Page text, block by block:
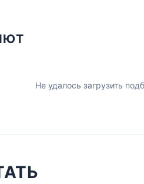
Не удалось загрузить